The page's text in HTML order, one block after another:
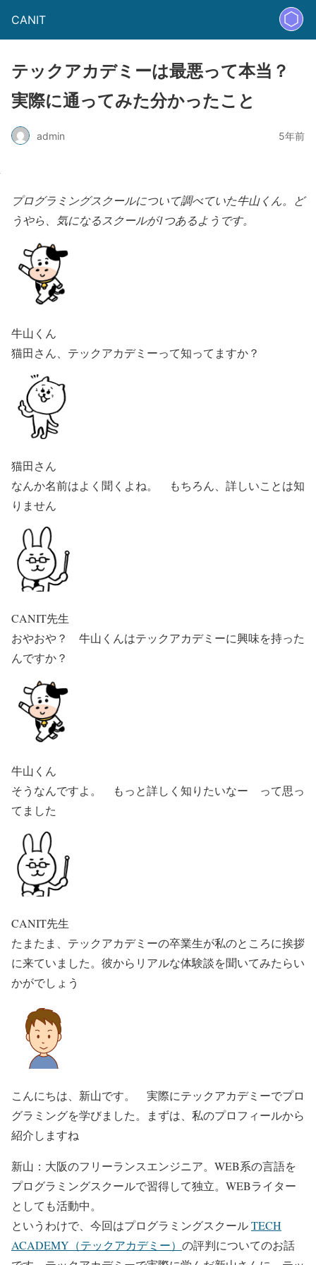
CANIT
テックアカデミーは最悪って本当？
実際に通ってみた分かったこと
admin 5年前
プログラミングスクールについて調べていた牛山くん。ど
うやら、気になるスクールが1つあるようです。
牛山くん
猫田さん、テックアカデミーって知ってますか？
猫田さん
なんか名前はよく聞くよね。 もちろん、詳しいことは知
りません
CANIT先生
おやおや？ 牛山くんはテックアカデミーに興味を持った
んですか？
牛山くん
そうなんですよ。 もっと詳しく知りたいなー って思っ
てました
CANIT先生
たまたま、テックアカデミーの卒業生が私のところに挨拶
に来ていました。彼からリアルな体験談を聞いてみたらい
かがでしょう
こんにちは、新山です。 実際にテックアカデミーでプロ
グラミングを学びました。まずは、私のプロフィールから
紹介しますね
新山：大阪のフリーランスエンジニア。WEB系の言語を
プログラミングスクールで習得して独立。WEBライター
としても活動中。
というわけで、今回はプログラミングスクールTECH
ACADEMY（テックアカデミー） の評判についてのお話